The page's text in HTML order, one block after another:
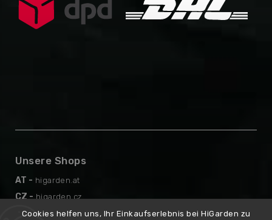
Cookies helfen uns, Ihr Einkaufserlebnis bei HiGarden zu
Unsere Shops
AT - higarden.at
CZ - higarden.cz
EN - higarden.eu